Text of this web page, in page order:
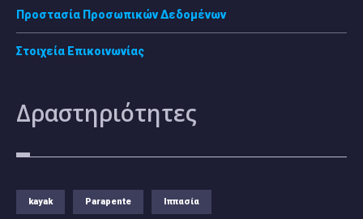
Προστασία Προσωπικών Δεδομένων
Στοιχεία Επικοινωνίας
Δραστηριότητες
kayak Parapente Ιππασία